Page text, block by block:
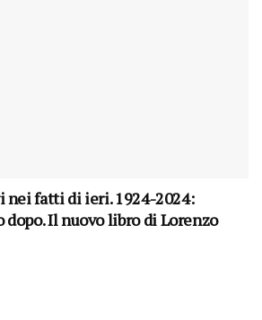
nei fatti di ieri. 1924-2024:
dopo. Il nuovo libro di Lorenzo